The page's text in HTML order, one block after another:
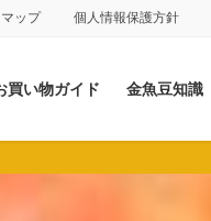
ップ 個人情報保護方針
買い物ガイド 金魚豆知識